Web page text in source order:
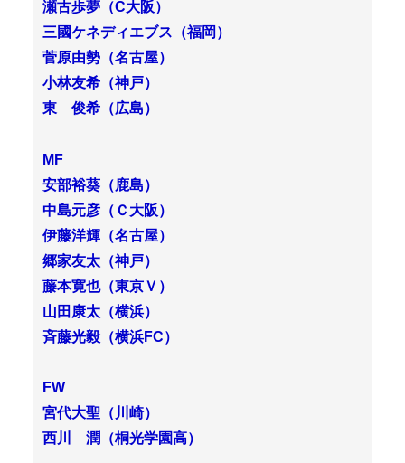
瀬古歩夢（C大阪）
三國ケネディエブス（福岡）
菅原由勢（名古屋）
小林友希（神戸）
東 俊希（広島）
MF
安部裕葵（鹿島）
中島元彦（Ｃ大阪）
伊藤洋輝（名古屋）
郷家友太（神戸）
藤本寛也（東京Ｖ）
山田康太（横浜）
斉藤光毅（横浜FC）
FW
宮代大聖（川崎）
西川 潤（桐光学園高）